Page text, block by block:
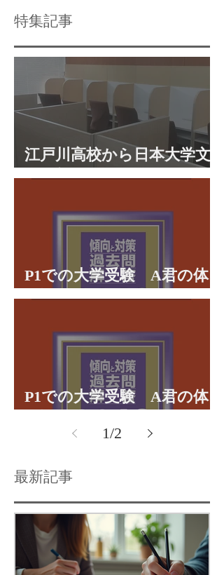
特集記事
江戸川高校から日本大学文
理学部に合格 合格体験談
P1での大学受験 A君の体
験談パート２
P1での大学受験 A君の体
1/2
最新記事